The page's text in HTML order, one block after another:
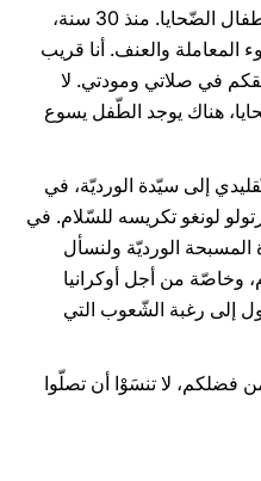
اليوم باليوم السّابع والعشرين للأطفال الضّحايا. منذ 30 سنة،
والعنف. أنا قريب
في صلاتي ومودتي. لا
هناك يوجد الطّفل يسوع
إلى سيّدة الورديّة، في
لونغو تكريسه للسّلام. في
المسبحة الورديّة ولنسأل
وخاصّة من أجل أوكرانيا
إلى رغبة الشّعوب التي
فضلكم، لا تنسَوْا أن تصلّوا